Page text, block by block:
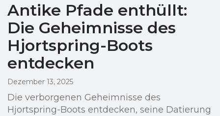
Antike Pfade enthüllt:
Die Geheimnisse des
Hjortspring-Boots
entdecken
Dezember 13, 2025
Die verborgenen Geheimnisse des
Hjortspring-Boots entdecken, seine Datierung